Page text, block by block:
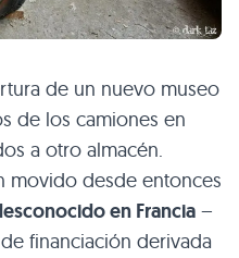
de un nuevo museo
de los camiones en
a otro almacén.
movido desde entonces
en Francia –
financiación derivada